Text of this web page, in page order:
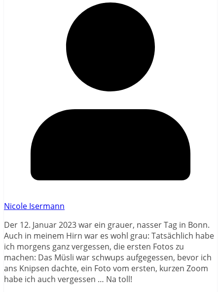
Nicole Isermann
Der 12. Januar 2023 war ein grauer, nasser Tag in Bonn.
Auch in meinem Hirn war es wohl grau: Tatsächlich habe
ich morgens ganz vergessen, die ersten Fotos zu
machen: Das Müsli war schwups aufgegessen, bevor ich
ans Knipsen dachte, ein Foto vom ersten, kurzen Zoom
habe ich auch vergessen … Na toll!